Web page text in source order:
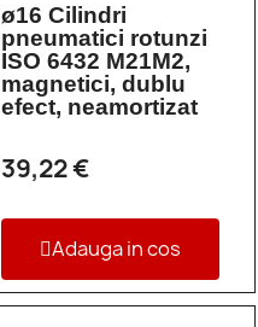
ø16 Cilindri
pneumatici rotunzi
ISO 6432 M21M2,
magnetici, dublu
efect, neamortizat
39,22 €
Adauga in cos